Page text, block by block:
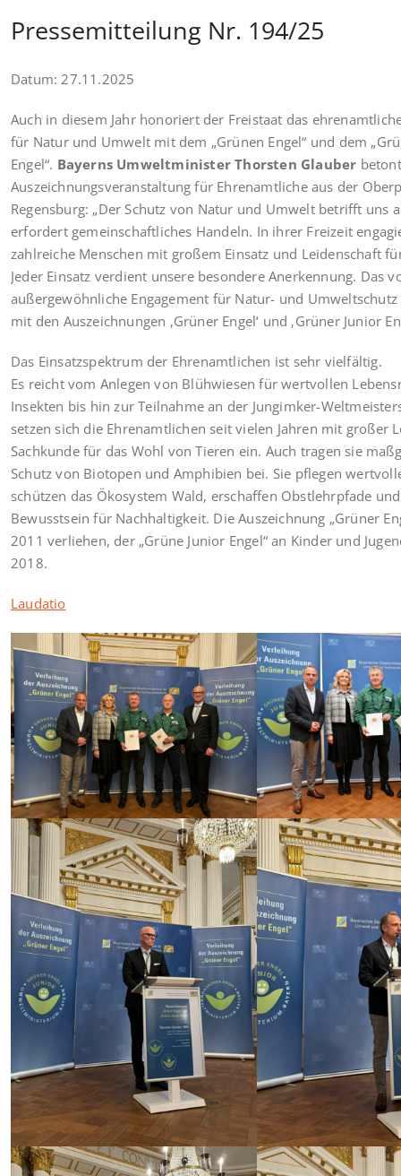
Pressemitteilung Nr. 194/25
Datum: 27.11.2025
Auch in diesem Jahr honoriert der Freistaat das
für Natur und Umwelt mit dem „Grünen Engel“ und dem
Engel“. Bayerns Umweltminister Thorsten Glauber
Auszeichnungsveranstaltung für Ehrenamtliche aus der
Regensburg: „Der Schutz von Natur und Umwelt betrifft uns
erfordert gemeinschaftliches Handeln. In ihrer Freizeit
zahlreiche Menschen mit großem Einsatz und Leidenschaft
Jeder Einsatz verdient unsere besondere Anerkennung. Das
außergewöhnliche Engagement für Natur- und
mit den Auszeichnungen ‚Grüner Engel‘ und ‚Grüner Junior
Das Einsatzspektrum der Ehrenamtlichen ist sehr vielfältig.
Es reicht vom Anlegen von Blühwiesen für wertvollen
Insekten bis hin zur Teilnahme an der Jungimker-
setzen sich die Ehrenamtlichen seit vielen Jahren mit großer
Sachkunde für das Wohl von Tieren ein. Auch tragen sie
Schutz von Biotopen und Amphibien bei. Sie pflegen
schützen das Ökosystem Wald, erschaffen Obstlehrpfade
Bewusstsein für Nachhaltigkeit. Die Auszeichnung „Grüner
2011 verliehen, der „Grüne Junior Engel“ an Kinder und
2018.
Laudatio